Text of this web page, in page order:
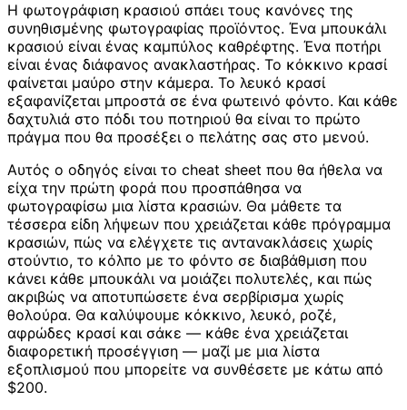
Η φωτογράφιση κρασιού σπάει τους κανόνες της
συνηθισμένης φωτογραφίας προϊόντος. Ένα μπουκάλι
κρασιού είναι ένας καμπύλος καθρέφτης. Ένα ποτήρι
είναι ένας διάφανος ανακλαστήρας. Το κόκκινο κρασί
φαίνεται μαύρο στην κάμερα. Το λευκό κρασί
εξαφανίζεται μπροστά σε ένα φωτεινό φόντο. Και κάθε
δαχτυλιά στο πόδι του ποτηριού θα είναι το πρώτο
πράγμα που θα προσέξει ο πελάτης σας στο μενού.
Αυτός ο οδηγός είναι το cheat sheet που θα ήθελα να
είχα την πρώτη φορά που προσπάθησα να
φωτογραφίσω μια λίστα κρασιών. Θα μάθετε τα
τέσσερα είδη λήψεων που χρειάζεται κάθε πρόγραμμα
κρασιών, πώς να ελέγχετε τις αντανακλάσεις χωρίς
στούντιο, το κόλπο με το φόντο σε διαβάθμιση που
κάνει κάθε μπουκάλι να μοιάζει πολυτελές, και πώς
ακριβώς να αποτυπώσετε ένα σερβίρισμα χωρίς
θολούρα. Θα καλύψουμε κόκκινο, λευκό, ροζέ,
αφρώδες κρασί και σάκε — κάθε ένα χρειάζεται
διαφορετική προσέγγιση — μαζί με μια λίστα
εξοπλισμού που μπορείτε να συνθέσετε με κάτω από
$200.